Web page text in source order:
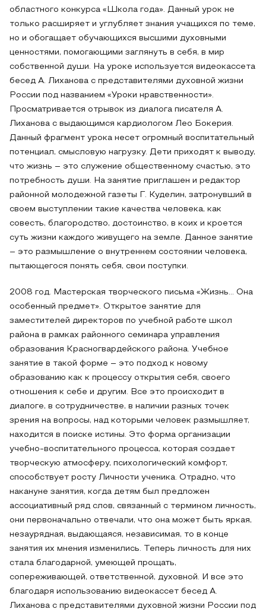
областного конкурса «Школа года». Данный урок не
только расширяет и углубляет знания учащихся по теме,
но и обогащает обучающихся высшими духовными
ценностями, помогающими заглянуть в себя, в мир
собственной души. На уроке используется видеокассета
бесед А. Лиханова с представителями духовной жизни
России под названием «Уроки нравственности».
Просматривается отрывок из диалога писателя А.
Лиханова с выдающимся кардиологом Лео Бокерия.
Данный фрагмент урока несет огромный воспитательный
потенциал, смысловую нагрузку. Дети приходят к выводу,
что жизнь – это служение общественному счастью, это
потребность души. На занятие приглашен и редактор
районной молодежной газеты Г. Куделин, затронувший в
своем выступлении такие качества человека, как
совесть, благородство, достоинство, в коих и кроется
суть жизни каждого живущего на земле. Данное занятие
– это размышление о внутреннем состоянии человека,
пытающегося понять себя, свои поступки.
2008 год. Мастерская творческого письма «Жизнь… Она
особенный предмет». Открытое занятие для
заместителей директоров по учебной работе школ
района в рамках районного семинара управления
образования Красногвардейского района. Учебное
занятие в такой форме – это подход к новому
образованию как к процессу открытия себя, своего
отношения к себе и другим. Все это происходит в
диалоге, в сотрудничестве, в наличии разных точек
зрения на вопросы, над которыми человек размышляет,
находится в поиске истины. Это форма организации
учебно-воспитательного процесса, которая создает
творческую атмосферу, психологический комфорт,
способствует росту Личности ученика. Отрадно, что
накануне занятия, когда детям был предложен
ассоциативный ряд слов, связанный с термином личность,
они первоначально отвечали, что она может быть яркая,
незаурядная, выдающаяся, независимая, то в конце
занятия их мнения изменились. Теперь личность для них
стала благодарной, умеющей прощать,
сопереживающей, ответственной, духовной. И все это
благодаря использованию видеокассет бесед А.
Лиханова с представителями духовной жизни России под